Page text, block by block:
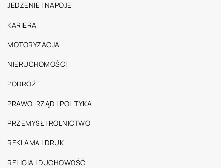
JEDZENIE I NAPOJE
KARIERA
MOTORYZACJA
NIERUCHOMOŚCI
PODRÓŻE
PRAWO, RZĄD I POLITYKA
PRZEMYSŁ I ROLNICTWO
REKLAMA I DRUK
RELIGIA I DUCHOWOŚĆ